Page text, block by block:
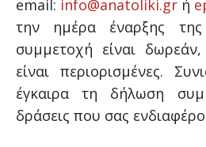
email: info@anatoliki.gr ή
την ημέρα έναρξης
συμμετοχή είναι
είναι περιορισμένες.
έγκαιρα τη δήλωση
δράσεις που σας